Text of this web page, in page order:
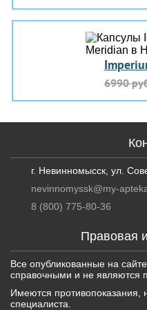
6990
Правовая
Все опубликованные на
справочными и не являются
Имеются противопоказания,
специалиста.
г. Невинномысск, ул.
nevinnomyssk@my-
8 (800) 775-80-36